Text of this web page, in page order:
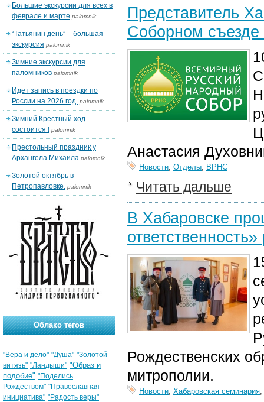
Представитель
Соборном
Анастасия
Новости, Отделы, ВРНС
Читать дальше
В Хабаровске
Рождественских
митрополии.
Новости, Хабаровская семинария,
Большие экскурсии для всех в
феврале и марте palomnik
“Татьянин день” – большая
экскурсия palomnik
Зимние экскурсии для
паломников palomnik
Идет запись в поездки по
России на 2026 год. palomnik
Зимний Крестный ход
состоится ! palomnik
Престольный праздник у
Архангела Михаила palomnik
Золотой октябрь в
Петропавловке. palomnik
Облако тегов
"Вера и дело" "Душа" "Золотой
витязь" "Ландыши" "Образ и
подобие" "Поделись
Рождеством" "Православная
инициатива" "Радость веры"